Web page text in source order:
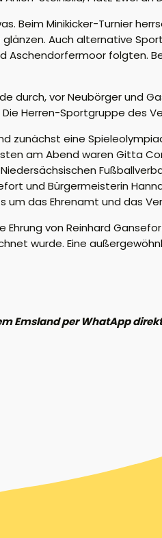
Beim Minikicker-Turnier
Auch alternative
Aschendorfermoor folgten.
durch, vor Neubörger und
Die Herren-Sportgruppe des
zunächst eine
am Abend waren Gitta
und Bürgermeisterin
um das Ehrenamt und das
Ehrung von Reinhard
wurde. Eine
Emsland per WhatApp